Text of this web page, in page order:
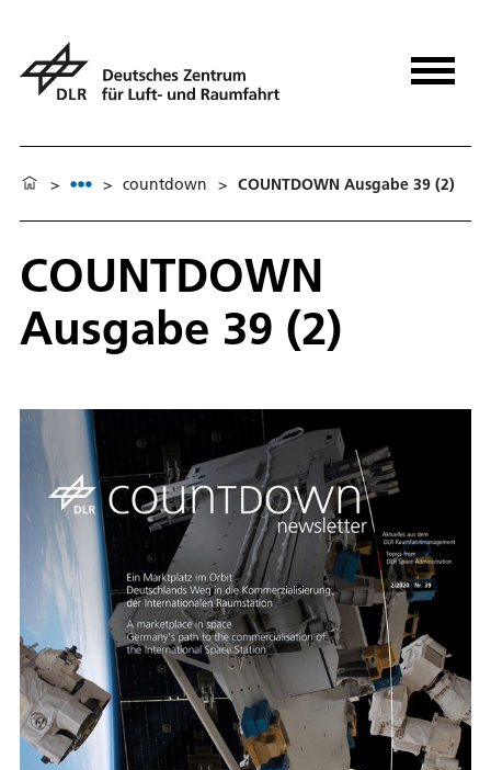
> > countdown > COUNTDOWN Ausgabe 39 (2)
COUNTDOWN
Ausgabe 39 (2)